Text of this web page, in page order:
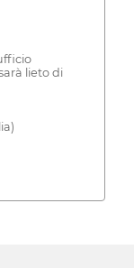
lieto di